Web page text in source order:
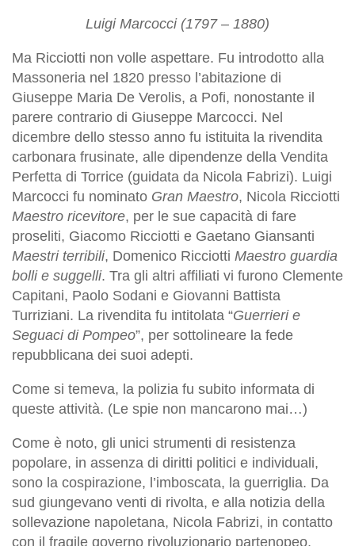
Luigi Marcocci (1797 – 1880)
Ma Ricciotti non volle aspettare. Fu introdotto alla
Massoneria nel 1820 presso l’abitazione di
Giuseppe Maria De Verolis, a Pofi, nonostante il
parere contrario di Giuseppe Marcocci. Nel
dicembre dello stesso anno fu istituita la rivendita
carbonara frusinate, alle dipendenze della Vendita
Perfetta di Torrice (guidata da Nicola Fabrizi). Luigi
Marcocci fu nominato Gran Maestro, Nicola Ricciotti
Maestro ricevitore, per le sue capacità di fare
proseliti, Giacomo Ricciotti e Gaetano Giansanti
Maestri terribili, Domenico Ricciotti Maestro guardia
bolli e suggelli. Tra gli altri affiliati vi furono Clemente
Capitani, Paolo Sodani e Giovanni Battista
Turriziani. La rivendita fu intitolata “Guerrieri e
Seguaci di Pompeo”, per sottolineare la fede
repubblicana dei suoi adepti.
Come si temeva, la polizia fu subito informata di
queste attività. (Le spie non mancarono mai…)
Come è noto, gli unici strumenti di resistenza
popolare, in assenza di diritti politici e individuali,
sono la cospirazione, l’imboscata, la guerriglia. Da
sud giungevano venti di rivolta, e alla notizia della
sollevazione napoletana, Nicola Fabrizi, in contatto
con il fragile governo rivoluzionario partenopeo,